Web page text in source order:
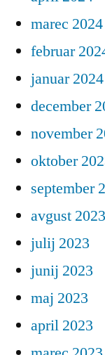
marec 2024
februar
januar 2024
december
november
oktober
september
avgust 2023
julij 2023
junij 2023
maj 2023
april 2023